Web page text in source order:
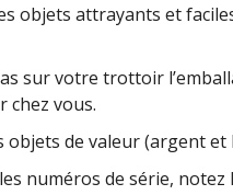
objets attrayants et
sur votre trottoir
chez vous.
objets de valeur (argent
numéros de série,